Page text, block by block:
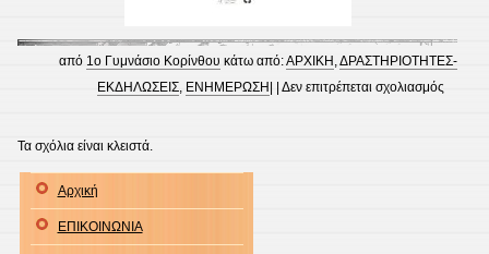
από 1ο Γυμνάσιο Κορίνθου κάτω από:ΑΡΧΙΚΗ ,ΔΡΑΣΤΗΡΙΟΤΗΤΕΣ-
ΕΚΔΗΛΩΣΕΙΣ, ΕΝΗΜΕΡΩΣΗ | |Δεν επιτρέπεται σχολιασμός
Τα σχόλια είναι κλειστά.
Αρχική
ΕΠΙΚΟΙΝΩΝΙΑ